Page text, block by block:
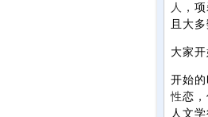
人
，
且大
大家
开始
性恋
人文